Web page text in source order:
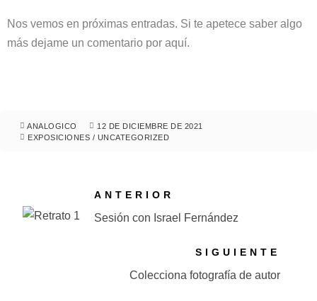
Nos vemos en próximas entradas. Si te apetece saber algo
más dejame un comentario por aquí.
ANALOGICO
12 DE DICIEMBRE DE 2021
EXPOSICIONES / UNCATEGORIZED
ANTERIOR
Sesión con Israel Fernández
SIGUIENTE
Colecciona fotografía de autor